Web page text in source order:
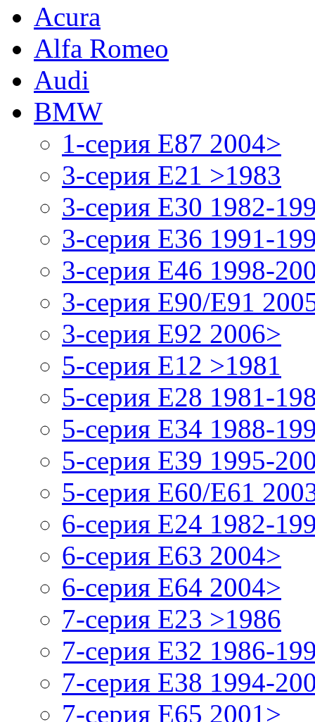
Acura
Alfa Romeo
Audi
BMW
1-серия E87 2004>
3-серия E21 >1983
3-серия E30 1982-
3-серия E36 1991-
3-серия E46 1998-
3-серия E90/E91
3-серия E92 2006>
5-серия E12 >1981
5-серия E28 1981-
5-серия E34 1988-
5-серия E39 1995-
5-серия E60/E61
6-серия E24 1982-
6-серия E63 2004>
6-серия E64 2004>
7-серия E23 >1986
7-серия E32 1986-
7-серия E38 1994-
7-серия E65 2001>